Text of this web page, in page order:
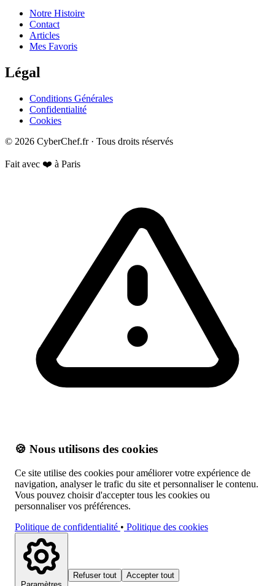
Notre Histoire
Contact
Articles
Mes Favoris
Légal
Conditions Générales
Confidentialité
Cookies
© 2026 CyberChef.fr · Tous droits réservés
Fait avec ❤️ à Paris
🍪 Nous utilisons des cookies
Ce site utilise des cookies pour améliorer votre expérience de
navigation, analyser le trafic du site et personnaliser le contenu.
Vous pouvez choisir d'accepter tous les cookies ou
personnaliser vos préférences.
Politique de confidentialité • Politique des cookies
Refuser tout Accepter tout